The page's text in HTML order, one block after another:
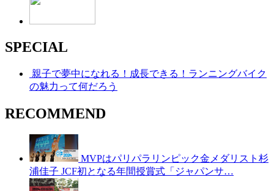
SPECIAL
親子で夢中になれる！成長できる！ランニングバイク
の魅力って何だろう
RECOMMEND
MVPはパリパラリンピック金メダリスト杉
浦佳子 JCF初となる年間授賞式「ジャパンサ…